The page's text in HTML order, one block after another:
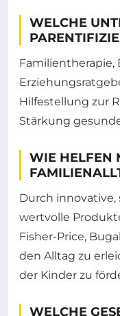
WELCHE
Hilfestellung zur
Stärkung
WIE HELFEN
Durch
wertvolle
Fisher-Price,
den Alltag zu
der Kinder zu
WELCHE